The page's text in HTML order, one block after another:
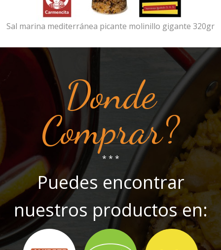
Sal marina mediterránea picante molinillo gigante 320gr
Donde
Comprar?
* * *
Puedes encontrar
nuestros productos en: